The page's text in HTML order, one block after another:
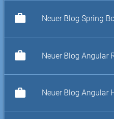
work Neuer Blog Spring
work Neuer Blog Angular
work Neuer Blog Angular